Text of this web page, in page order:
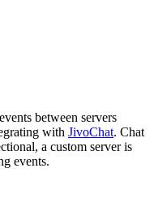
between servers
with JivoChat. Chat
a custom server is
events.